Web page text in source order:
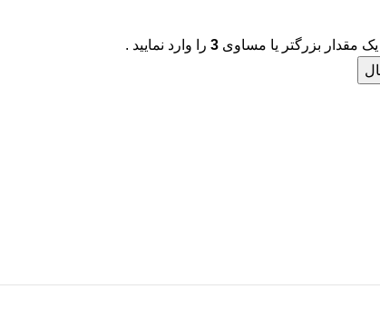
مقدار بزرگتر یا مساوی 3 را وارد نمایید .